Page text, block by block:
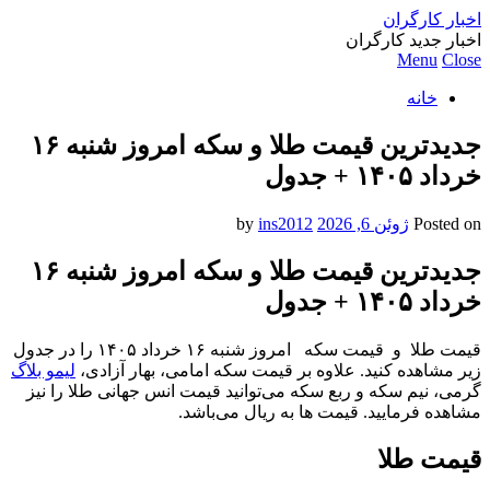
اخبار کارگران
اخبار جدید کارگران
Menu Close
خانه
جدیدترین قیمت طلا و سکه امروز شنبه ۱۶
خرداد ۱۴۰۵ + جدول
Posted on ژوئن 6, 2026 ins2012
جدیدترین قیمت طلا و سکه امروز شنبه ۱۶
خرداد ۱۴۰۵ + جدول
قیمت طلا و قیمت سکه امروز شنبه ۱۶ خرداد ۱۴۰۵ را در جدول
زیر مشاهده کنید. علاوه بر قیمت سکه امامی، بهار آزادی، لیمو بلاگ
گرمی، نیم سکه و ربع سکه می‌توانید قیمت انس جهانی طلا را نیز
مشاهده فرمایید. قیمت ها به ریال می‌باشد.
قیمت طلا